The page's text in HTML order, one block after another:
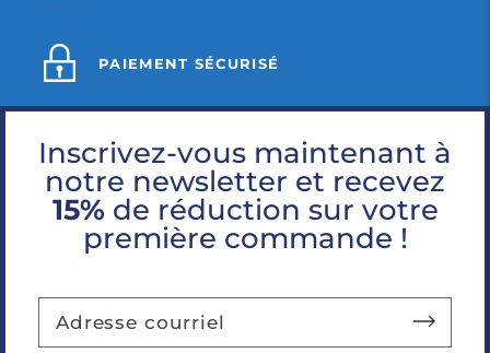
PAIEMENT SÉCURISÉ
Inscrivez-vous maintenant à
notre newsletter et recevez
15% de réduction sur votre
première commande !